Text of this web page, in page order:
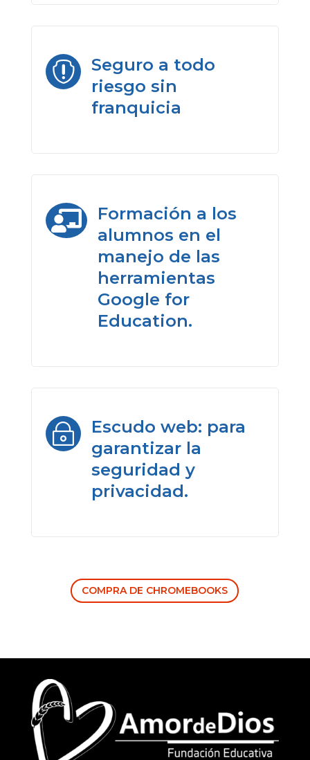

Seguro a todo
riesgo sin
franquicia

Formación a los
alumnos en el
manejo de las
herramientas
Google for
Education.
~
Escudo web: para
garantizar la
seguridad y
privacidad.
COMPRA DE CHROMEBOOKS